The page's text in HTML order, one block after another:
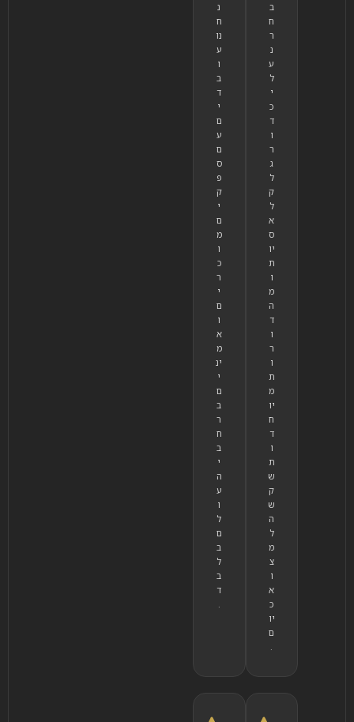
ב
ח
ר
נ
ע
ל
י
כ
ד
ו
ר
ג
ל
ק
ל
א
ס
יו
ת
ו
מ
ה
ד
ו
ר
ו
ת
מ
יו
ח
ד
ו
ת
ש
ק
ש
ה
ל
מ
צ
ו
א
כ
יו
ם
.
נ
ח
נו
ע
ו
ב
ד
י
ם
ע
ם
ס
פ
ק
י
ם
מ
ו
כ
ר
י
ם
ו
א
מ
ינ
י
ם
ב
ר
ח
ב
י
ה
ע
ו
ל
ם
ב
ל
ב
ד
.